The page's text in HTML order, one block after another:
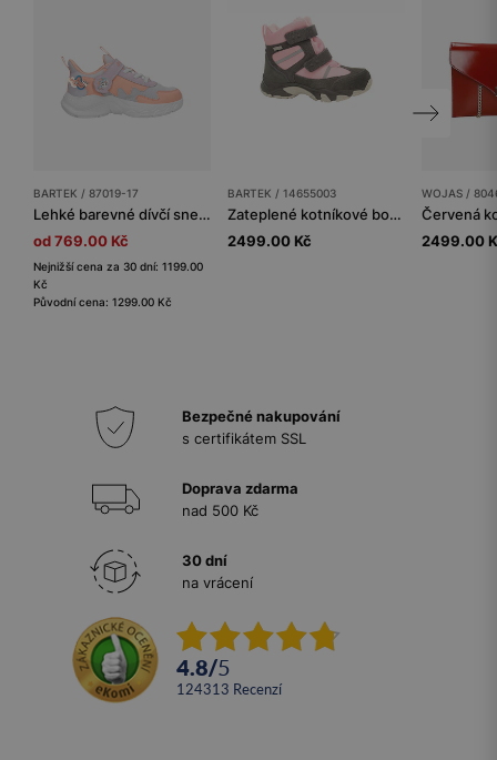
BARTEK / 87019-17
Lehké barevné dívčí sneakers s jednorožcem BARTEK 87019-17
od 769.00 Kč
Nejnižší cena za 30 dní: 1199.00
Kč
Původní cena: 1299.00 Kč
BARTEK / 14655003
Zateplené kotníkové boty BARTEK 14655003, pro dívky, šedo-růžové
2499.00 Kč
WOJAS /
2499.00
Bezpečné nakupování
s certifikátem SSL
Doprava zdarma
nad 500 Kč
30 dní
na vrácení
4.8/5
124313 recenzí